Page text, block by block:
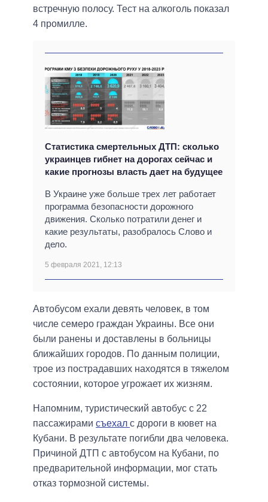
встречную полосу. Тест на алкоголь показал
4 промилле.
Статистика смертельных ДТП: сколько
украинцев гибнет на дорогах сейчас и
какие прогнозы власть дает на будущее
В Украине уже больше трех лет работает
программа безопасности дорожного
движения. Сколько потратили денег и
какие результаты, разобралось Слово и
дело.
5 февраля 2021, 12:13
Автобусом ехали девять человек, в том
числе семеро граждан Украины. Все они
были ранены и доставлены в больницы
ближайших городов. По данным полиции,
трое из пострадавших находятся в тяжелом
состоянии, которое угрожает их жизням.
Напомним, туристический автобус с 22
пассажирами съехал с дороги в кювет на
Кубани. В результате погибли два человека.
Причиной ДТП с автобусом на Кубани, по
предварительной информации, мог стать
отказ тормозной системы.